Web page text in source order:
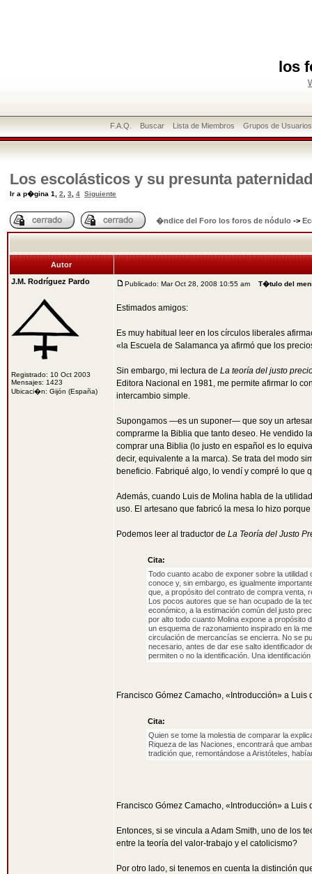
los
F.A.Q. Buscar Lista de Miembros Grupos de Usuarios
Los escolásticos y su presunta paternidad
Ir a p�gina 1 2 3 4 Siguiente
�ndice del Foro los foros de nódulo ->
Autor
J.M. Rodríguez Pardo
Registrado: 10 Oct 2003
Mensajes: 1423
Ubicaci�n: Gijón (España)
Publicado: Mar Oct 28, 2008 10:55 am T�tulo del
Estimados amigos:
Es muy habitual leer en los círculos liberales
«la Escuela de Salamanca ya afirmó que los
Sin embargo, mi lectura de La teoría del justo
Editora Nacional en 1981, me permite afirmar lo
intercambio simple.
Supongamos —es un suponer— que soy un
comprarme la Biblia que tanto deseo. He vendido
comprar una Biblia (lo justo en español es lo
decir, equivalente a la marca). Se trata del modo
beneficio. Fabriqué algo, lo vendí y compré lo que
Además, cuando Luis de Molina habla de la
uso. El artesano que fabricó la mesa lo hizo
Podemos leer al traductor de La Teoría del Justo
Cita:
Todo cuanto acabo de exponer sobre la
conoce y, sin embargo, es igualmente
que, a propósito del contrato de compra venta,
Los pocos autores que se han ocupado de la
económico, a la estimación común del justo
por alto todo cuanto Molina expone a propósito
un esquema de razonamiento inspirado en la
circulación de mercancías se encierra. No se
necesario, antes de dar ese salto identificador
permiten o no la identificación. Una
Francisco Gómez Camacho, «Introducción» a Luis
Cita:
Quien se tome la molestia de comparar la
Riqueza de las Naciones, encontrará que
tradición que, remontándose a Aristóteles,
Francisco Gómez Camacho, «Introducción» a Luis
Entonces, si se vincula a Adam Smith, uno de los
entre la teoría del valor-trabajo y el catolicismo?
Por otro lado, si tenemos en cuenta la distinción